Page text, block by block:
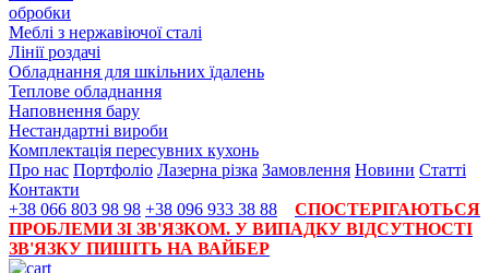
обробки
Меблі з нержавіючої сталі
Лінії роздачі
Обладнання для шкільних їдалень
Теплове обладнання
Наповнення бару
Нестандартні вироби
Комплектація пересувних кухонь
Про нас Портфоліо Лазерна різка Замовлення Новини Статті
Контакти
+38 066 803 98 98 +38 096 933 38 88
СПОСТЕРІГАЮТЬСЯ
ПРОБЛЕМИ ЗІ ЗВ'ЯЗКОМ. У ВИПАДКУ ВІДСУТНОСТІ
ЗВ'ЯЗКУ ПИШІТЬ НА ВАЙБЕР